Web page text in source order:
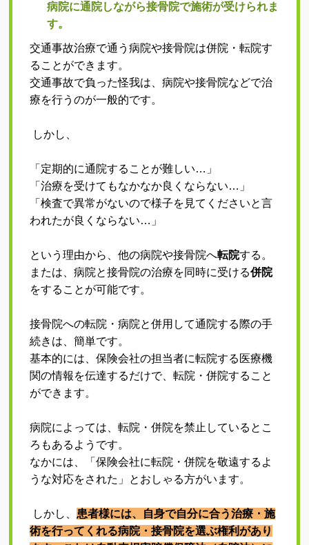
猫背矯正
肩こり改善治療
骨盤矯正
産後の骨盤矯正
EMS体幹トレーニング
症状別（首・肩）の痛み
症状別（手・肘・腕）の痛み
症状別（腰・股関節）の痛み
症状別（膝・足）の痛み
施術方針とスタッフ紹介
施術料金表
よくあるご質問(初めての方へ)
アクセス
プライバシーポリシー
病院に通院しながら接骨院で施術が受けられま
す。
交通事故治療で通う病院や接骨院は併院・転院す
ることができます。
交通事故で負った怪我は、病院や接骨院などで治
療を行うのが一般的です。
しかし、
「定期的に通院することが難しい…」
「治療を受けてもなかなか良くならない…」
「検査で異常がないので様子を見てくださいと言
われたが良くならない…」
という理由から、他の病院や接骨院へ転院する。
または、病院と接骨院の治療を同時に受ける併院
をすることが可能です。
接骨院への転院・病院と併用して通院する際の手
続きは、簡単です。
基本的には、保険会社の担当者に転院する医療機
関の情報を伝達するだけで、転院・併院すること
ができます。
病院によっては、転院・併院を禁止しているとこ
ろもあるようです。
なかには、「保険会社に転院・併院を敬遠するよ
うな対応をされた」とおしゃる方がいます。
しかし、 患者様には、自身で自分に合う治療・施
術を行ってくれる病院・接骨院を選ぶ権利があり